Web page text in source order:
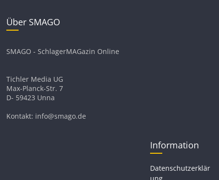
Über SMAGO
SMAGO - SchlagerMAGazin Online
Tichler Media UG
Max-Planck-Str. 7
D- 59423 Unna
Kontakt: info@smago.de
Information
Datenschutzerklär